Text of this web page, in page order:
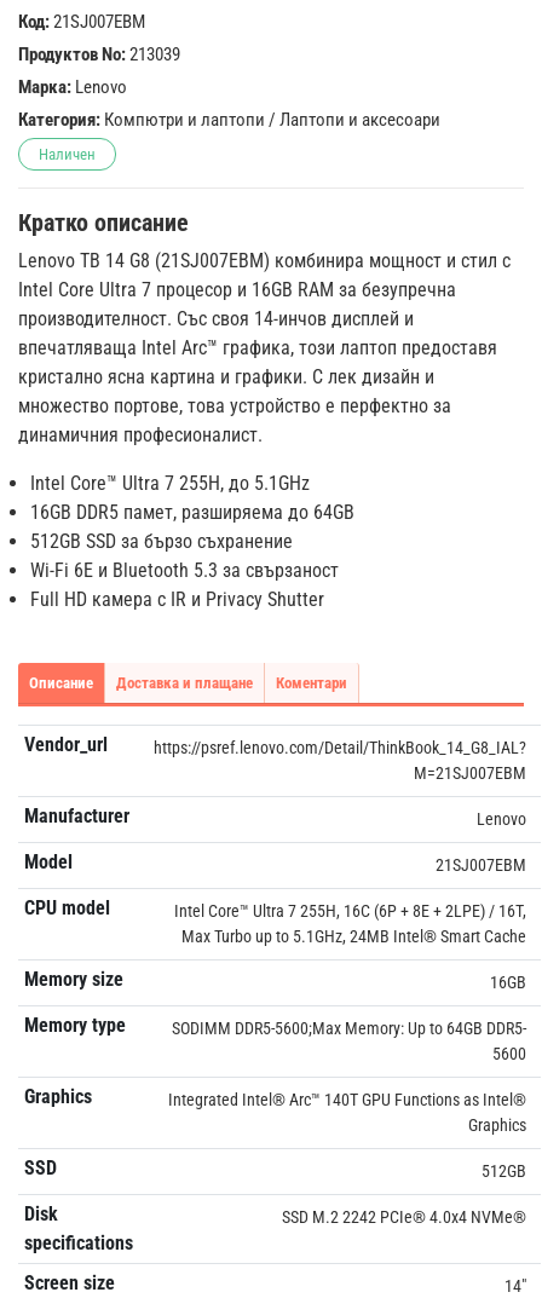
Код:21SJ007EBM
Продуктов No:213039
Марка: Lenovo
Категория: Компютри и лаптопи / Лаптопи и аксесоари
Наличен
Кратко описание
Lenovo TB 14 G8 (21SJ007EBM) комбинира мощност и стил с
Intel Core Ultra 7 процесор и 16GB RAM за безупречна
производителност. Със своя 14-инчов дисплей и
впечатляваща Intel Arc™ графика, този лаптоп предоставя
кристално ясна картина и графики. С лек дизайн и
множество портове, това устройство е перфектно за
динамичния професионалист.
Intel Core™ Ultra 7 255H, до 5.1GHz
16GB DDR5 памет, разширяема до 64GB
512GB SSD за бързо съхранение
Wi-Fi 6E и Bluetooth 5.3 за свързаност
Full HD камера с IR и Privacy Shutter
Описание Доставка и плащане Коментари
Vendor_url
https://psref.lenovo.com/Detail/ThinkBook_14_G8_IAL?
M=21SJ007EBM
Manufacturer Lenovo
Model 21SJ007EBM
CPU model
Intel Core™ Ultra 7 255H, 16C (6P + 8E + 2LPE) / 16T,
Max Turbo up to 5.1GHz, 24MB Intel® Smart Cache
Memory size 16GB
Memory type
SODIMM DDR5-5600;Max Memory: Up to 64GB DDR5-
5600
Graphics
Integrated Intel® Arc™ 140T GPU Functions as Intel®
Graphics
SSD 512GB
Disk
specifications
SSD M.2 2242 PCIe® 4.0x4 NVMe®
Screen size 14"